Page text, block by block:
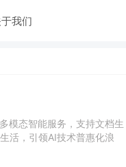
我们
模态智能服务，支持文档生
活，引领AI技术普惠化浪